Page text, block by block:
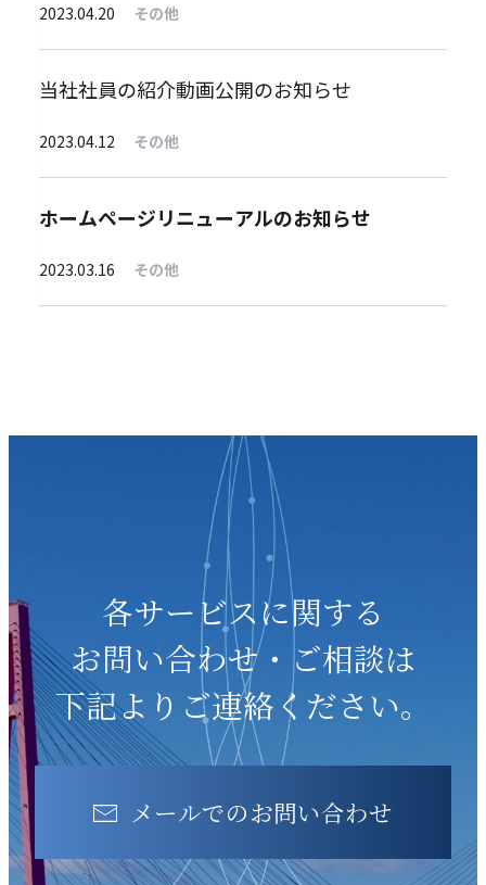
2023.04.20 その他
当社社員の紹介動画公開のお知らせ
2023.04.12 その他
ホームページリニューアルのお知らせ
2023.03.16 その他
各サービスに関する
お問い合わせ・ご相談は
下記よりご連絡ください。
メールでのお問い合わせ